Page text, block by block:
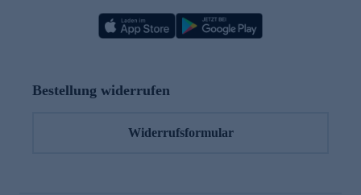
Bestellung widerrufen
Widerrufsformular